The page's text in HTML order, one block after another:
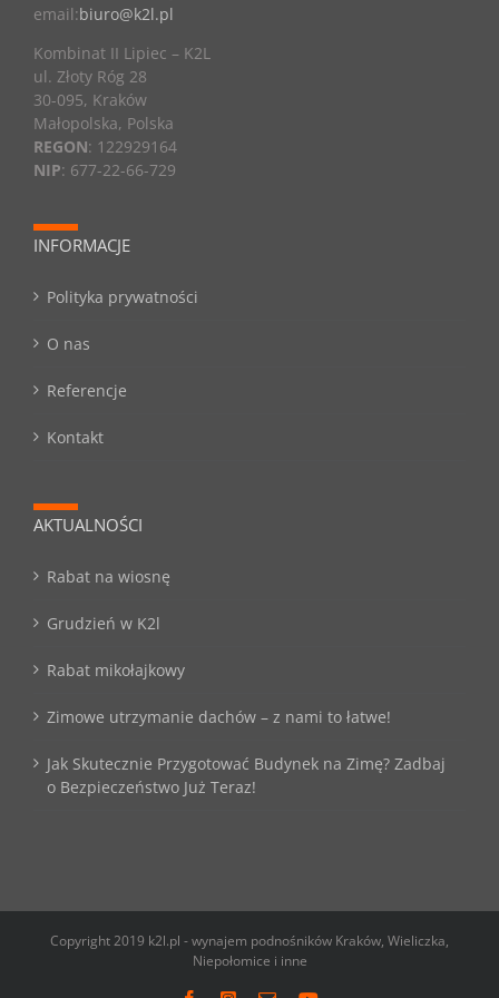
email:biuro@k2l.pl
Kombinat II Lipiec – K2L
ul. Złoty Róg 28
30-095, Kraków
Małopolska, Polska
REGON: 122929164
NIP: 677-22-66-729
INFORMACJE
Polityka prywatności
O nas
Referencje
Kontakt
AKTUALNOŚCI
Rabat na wiosnę
Grudzień w K2l
Rabat mikołajkowy
Zimowe utrzymanie dachów – z nami to łatwe!
Jak Skutecznie Przygotować Budynek na Zimę? Zadbaj
o Bezpieczeństwo Już Teraz!
Copyright 2019 k2l.pl - wynajem podnośników Kraków, Wieliczka,
Niepołomice i inne